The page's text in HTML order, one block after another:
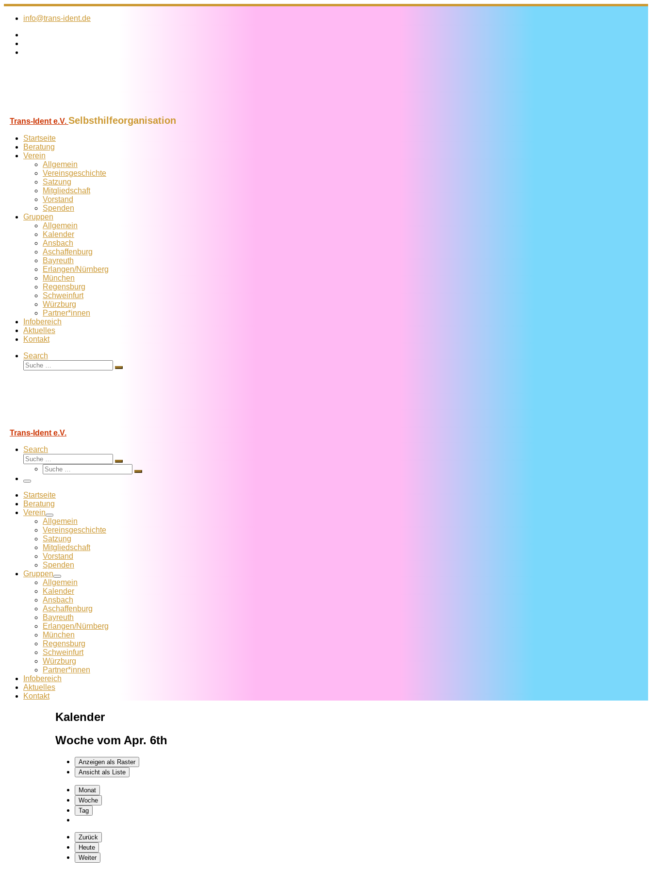
Zum
Inhalt
info@trans-ident.de
Trans-Ident e.V. Selbsthilfeorganisation
Startseite
Beratung
Verein
Allgemein
Vereins­geschichte
Satzung
Mitglied­schaft
Vorstand
Spenden
Gruppen
Allgemein
Kalender
Ansbach
Aschaffenburg
Bayreuth
Erlangen/Nürnberg
München
Regensburg
Schweinfurt
Würzburg
Partner*innen
Infobereich
Aktuelles
Kontakt
Search
Suche
Suche
Trans-Ident e.V.
Search
Suche
Suche
Suche
Suche
Menü
Startseite
Beratung
Verein
Allgemein
Vereins­geschichte
Satzung
Mitglied­schaft
Vorstand
Spenden
Gruppen
Allgemein
Kalender
Ansbach
Aschaffenburg
Bayreuth
Erlangen/Nürnberg
München
Regensburg
Schweinfurt
Würzburg
Partner*innen
Infobereich
Aktuelles
Kontakt
Kalender
Woche vom Apr. 6th
Anzeigen als Raster
Ansicht als Liste
Monat
Woche
Tag
Zurück
Heute
Weiter